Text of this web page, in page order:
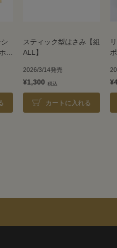
ッ
スティック型はさみ【組
ALL】
2026/3/14発売
¥1,300
カートに入れる